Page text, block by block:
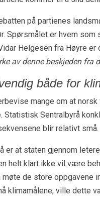
på partienes
Spørsmålet er hvem
Helgesen fra Høyre
av denne beskjeden fra
både for
mange om at
Statistisk Sentralbyrå
blir relativt små.
er at staten gjennom
helt klart ikke vil være
de store oppgavene
klimamålene, ville dette